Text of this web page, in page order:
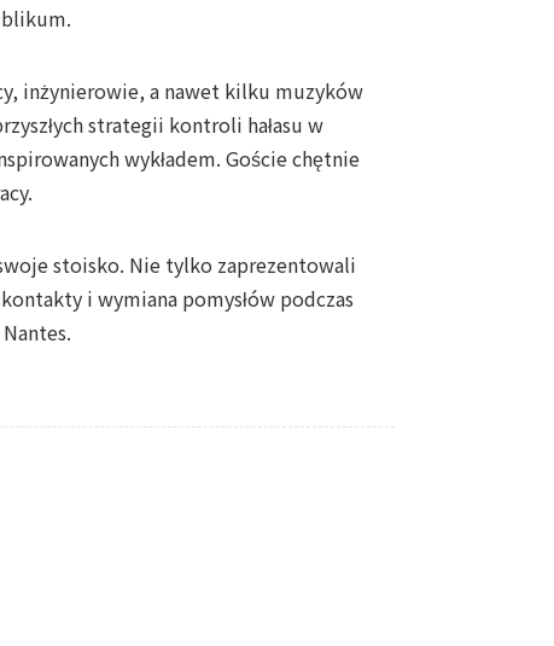
inżynierowie, a nawet kilku muzyków
strategii kontroli hałasu w
wykładem. Goście chętnie
stoisko. Nie tylko zaprezentowali
i wymiana pomysłów podczas